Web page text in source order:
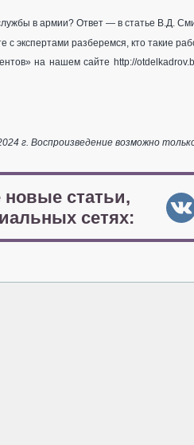
в армии? Ответ — в статье В.Д.
экспертами разберемся, кто такие
на нашем сайте http://
г. Воспроизведение возможно
новые статьи,
сетях: